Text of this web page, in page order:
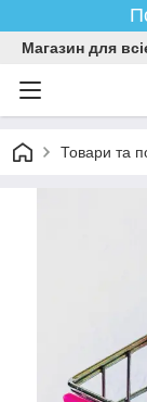
Магазин для
Товари та